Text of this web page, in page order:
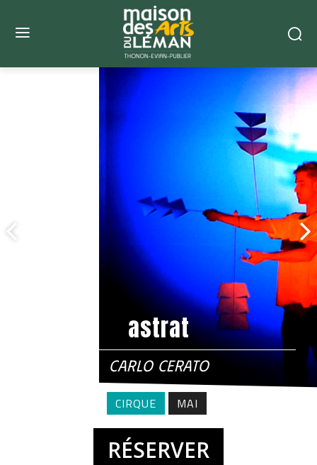
astrat
CARLO CERATO
CIRQUE MAI
RÉSERVER